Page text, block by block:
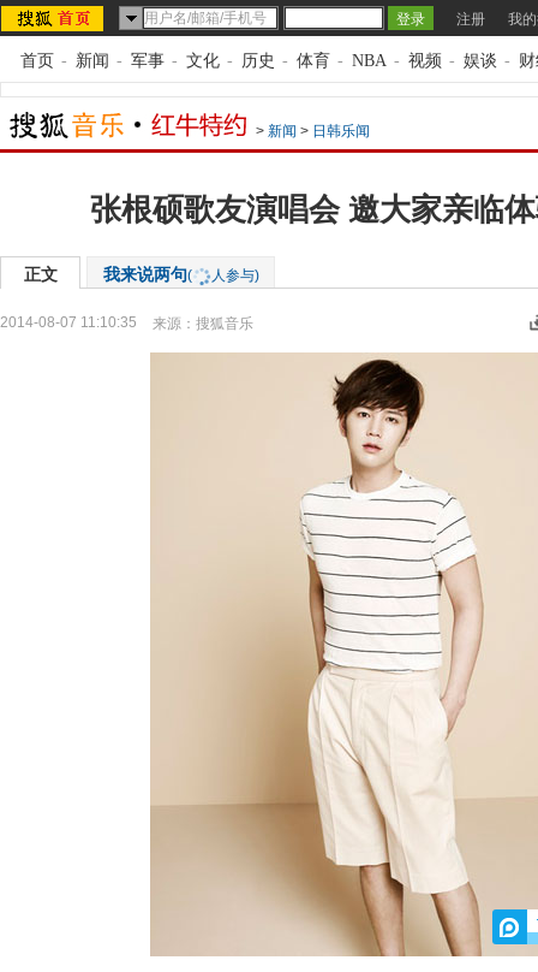
注册 我
首页 - 新闻 - 军事 - 文化 - 历史 - 体育 - NBA - 视频 - 娱谈 -
> 新闻 > 日韩乐闻
张根硕歌友演唱会 邀大家亲临
正文 我来说两句( 人参与)
2014-08-07 11:10:35 来源： 搜狐音乐